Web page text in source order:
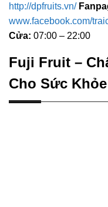
http://dpfruits.vn/
www.facebook.com/
Cửa: 07:00 – 22:00
Fuji Fruit –
Cho Sức